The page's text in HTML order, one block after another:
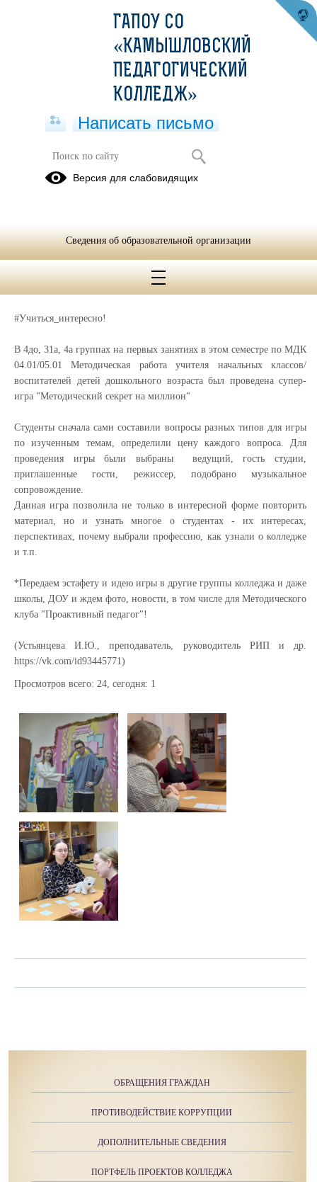
ИГРОВЫЕ ФОРМЫ НА ЗАНЯТИЯХ
В КОЛЛЕДЖЕ
Как быстро актуализировать содержание изученного за 1
Поиграйте на занятиях в игру "Секрет на миллион", получается
все быстро, насыщенно, увлекательно!
#Учиться_интересно!
В 4до, 31а, 4а группах на первых занятиях в этом семестре по МДК
04.01/05.01 Методическая работа учителя начальных классов/
воспитателей детей дошкольного возраста был проведена супер-
игра "Методический секрет на миллион"
Студенты сначала сами составили вопросы разных типов для игры
по изученным темам, определили цену каждого вопроса. Для
проведения игры были выбраны ведущий, гость студии,
приглашенные гости, режиссер, подобрано музыкальное
сопровождение.
Данная игра позволила не только в интересной форме повторить
материал, но и узнать многое о студентах - их интересах,
перспективах, почему выбрали профессию, как узнали о колледже
и т.п.
*Передаем эстафету и идею игры в другие группы колледжа и даже
школы, ДОУ и ждем фото, новости, в том числе для Методического
клуба "Проактивный педагог"!
(Устьянцева И.Ю., преподаватель, руководитель РИП и др.
https://vk.com/id93445771)
Просмотров всего: 24, сегодня: 1
ОБРАЩЕНИЯ ГРАЖДАН
ПРОТИВОДЕЙСТВИЕ КОРРУПЦИИ
ДОПОЛНИТЕЛЬНЫЕ СВЕДЕНИЯ
ПОРТФЕЛЬ ПРОЕКТОВ КОЛЛЕДЖА
ГАПОУ СО
«КАМЫШЛОВСКИЙ
ПЕДАГОГИЧЕСКИЙ
КОЛЛЕДЖ»
Написать письмо
Версия для слабовидящих
Сведения об образовательной организации